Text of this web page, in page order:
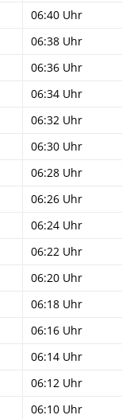
06:40 Uhr
06:38 Uhr
06:36 Uhr
06:34 Uhr
06:32 Uhr
06:30 Uhr
06:28 Uhr
06:26 Uhr
06:24 Uhr
06:22 Uhr
06:20 Uhr
06:18 Uhr
06:16 Uhr
06:14 Uhr
06:12 Uhr
06:10 Uhr